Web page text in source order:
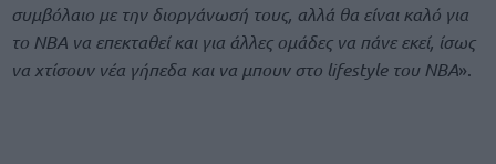
συμβόλαιο με την διοργάνωσή τους, αλλά θα είναι καλό για
το NBA να επεκταθεί και για άλλες ομάδες να πάνε εκεί, ίσως
να χτίσουν νέα γήπεδα και να μπουν στο lifestyle του NBA».